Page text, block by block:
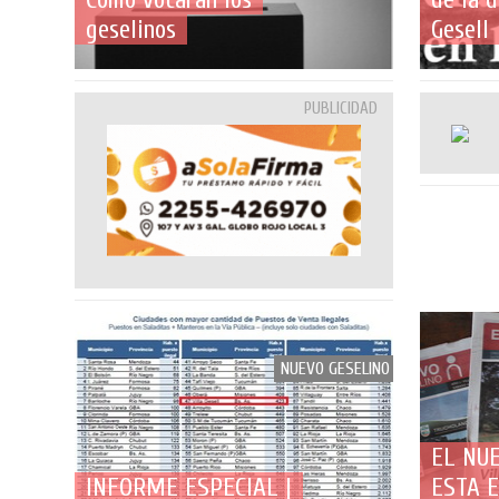
geselinos
Gesell
PUBLICIDAD
NUEVO GESELINO
INFORME ESPECIAL |
EL
ESTA